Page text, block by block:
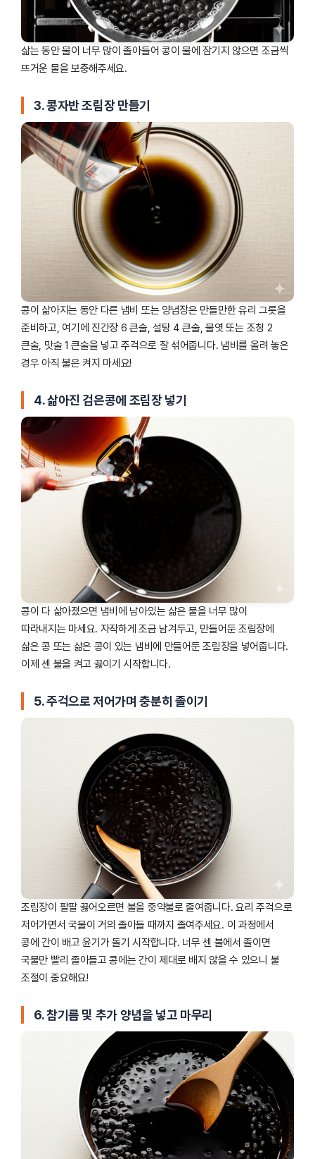
삶는 동안 물이 너무 많이 졸아들어 콩이 물에 잠기지 않으면 조금씩
뜨거운 물을 보충해주세요.
3. 콩자반 조림장 만들기
콩이 삶아지는 동안 다른 냄비 또는 양념장은 만들만한 유리 그릇을
준비하고, 여기에 진간장 6 큰술, 설탕 4 큰술, 물엿 또는 조청 2
큰술, 맛술 1 큰술을 넣고 주걱으로 잘 섞어줍니다. 냄비를 올려 놓은
경우 아직 불은 켜지 마세요!
4. 삶아진 검은콩에 조림장 넣기
콩이 다 삶아졌으면 냄비에 남아있는 삶은 물을 너무 많이
따라내지는 마세요. 자작하게 조금 남겨두고, 만들어둔 조림장에
삶은 콩 또는 삶은 콩이 있는 냄비에 만들어둔 조림장을 넣어줍니다.
이제 센 불을 켜고 끓이기 시작합니다.
5. 주걱으로 저어가며 충분히 졸이기
조림장이 팔팔 끓어오르면 불을 중약불로 줄여줍니다. 요리 주걱으로
저어가면서 국물이 거의 졸아들 때까지 졸여주세요. 이 과정에서
콩에 간이 배고 윤기가 돌기 시작합니다. 너무 센 불에서 졸이면
국물만 빨리 졸아들고 콩에는 간이 제대로 배지 않을 수 있으니 불
조절이 중요해요!
6. 참기름 및 추가 양념을 넣고 마무리